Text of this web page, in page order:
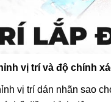
vị trí và độ chính
vị trí dán nhãn sao